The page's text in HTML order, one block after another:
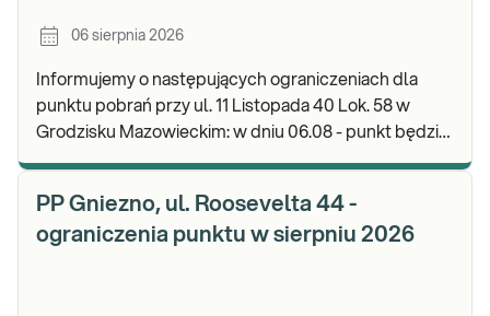
06 sierpnia 2026
Informujemy o następujących ograniczeniach dla
punktu pobrań przy ul. 11 Listopada 40 Lok. 58 w
Grodzisku Mazowieckim: w dniu 06.08 - punkt będzie
PP Gniezno, ul. Roosevelta 44 -
ograniczenia punktu w sierpniu 2026